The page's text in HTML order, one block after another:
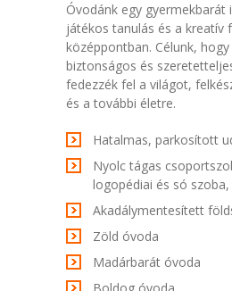
Óvodánk egy gyermekbarát
játékos tanulás és a kreatív
középpontban. Célunk,
biztonságos és
fedezzék fel a világot,
és a további életre.
Hatalmas, parkosított
Nyolc tágas
logopédiai és só
Akadálymentesített
Zöld óvoda
Madárbarát óvoda